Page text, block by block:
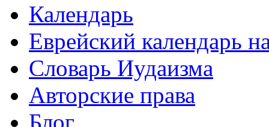
Календарь
Еврейский календарь
Словарь Иудаизма
Авторские права
Блог